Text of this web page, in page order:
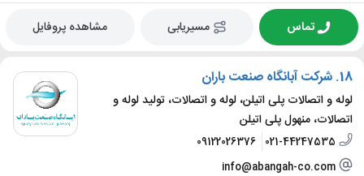
تماس مسیریابی مشاهده پروفایل
18. شرکت آبانگاه صنعت باران
لوله و اتصالات پلی اتیلن، لوله و اتصالات، تولید لوله و
اتصالات، منهول پلی اتیلن
021-44247535
09122026376
info@abangah-co.com